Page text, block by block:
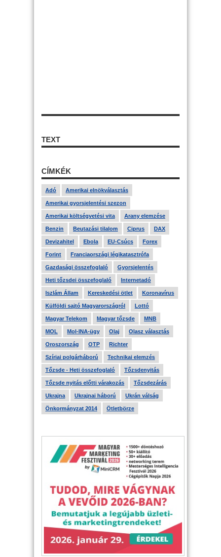
TEXT
CÍMKÉK
Adó Amerikai elnökválasztás
Amerikai gyorsjelentési szezon
Amerikai költségvetési vita Arany elemzése
Benzin Beutazási tilalom Ciprus DAX
Devizahitel Ebola EU-Csúcs Forex
Forint Franciaországi légikatasztrófa
Gazdasági összefoglaló Gyorsjelentés
Heti tőzsdei összefoglaló Internetadó
Iszlám Állam Kereskedési ötlet Koronavírus
Külföldi sajtó Magyarországról Lottó
Magyar Telekom Magyar tőzsde MNB
MOL Mol-INA-ügy Olaj Olasz választás
Oroszország OTP Richter
Szíriai polgárháború Technikai elemzés
Tőzsde - Heti összefoglaló Tőzsdenyitás
Tőzsde nyitás előtti várakozás Tőzsdezárás
Ukrajna Ukrajnai háború Ukrán válság
Önkormányzat 2014 Ötletbörze